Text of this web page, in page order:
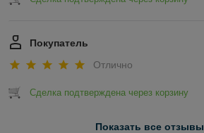
Покупатель
Отлично
Сделка подтверждена через корзину
Показать все отзывы